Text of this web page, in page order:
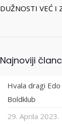
DUŽNOSTI VEĆ I
Najnoviji
Hvala dragi
Boldklub
29. Aprila 2023.